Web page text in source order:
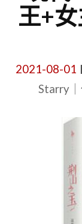
王+
2021-08-01
Starry